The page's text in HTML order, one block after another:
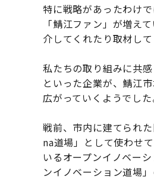
特に戦略があったわけ
「鯖江ファン」が増え
介してくれたり取材し
私たちの取り組みに共
といった企業が、鯖江
広がっていくようでし
戦前、市内に建てられ
na道場」として使わせ
いるオープンイノベー
ンイノベーション道場